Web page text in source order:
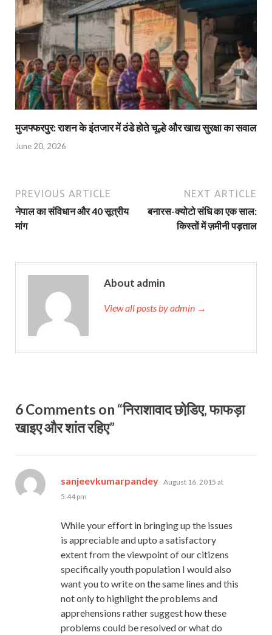
मुजफ्फरपुर: राशन के इंतजार में ठंडे होते चूल्हे और खाद्य सुरक्षा का सवाल
June 20, 2026
PREVIOUS ARTICLE
नेपाल का संविधान और 40 सूत्रीय
मांग
NEXT ARTICLE
बनारस-क्‍योटो संधि का एक साल:
किस्‍तों में ज़मीनी पड़ताल
About admin
View all posts by admin →
6 Comments on “निराशावाद छोडि़ए, फाफड़ा
खाइए और शांत रहिए”
sanjeevkumarpandey says:
August 16, 2015 at
5:44 pm
While your effort in bringing up the issues
is appreciable and upto a satisfactory
extent from the viewpoint of our citizens
specifically youth population I would also
want you to write on the same lines and this
not only to highlight the problems and
apprehensions rather suggest how these
problems could be resolved or what do